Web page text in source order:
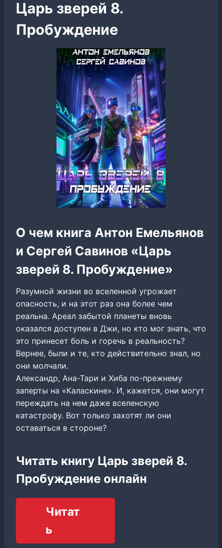
Царь зверей 8.
Пробуждение
О чем книга Антон Емельянов
и Сергей Савинов «Царь
зверей 8. Пробуждение»
Разумной жизни во вселенной угрожает
опасность, и на этот раз она более чем
реальна. Ареал забытой планеты вновь
оказался доступен в Джи, но кто мог знать, что
это принесет боль и горечь в реальность?
Вернее, были и те, кто действительно знал, но
они молчали.
Александр, Ана-Тари и Хиба по-прежнему
заперты на «Каласкине». И, кажется, они могут
переждать на нем даже вселенскую
катастрофу. Вот только захотят ли они
оставаться в стороне?
Читать книгу Царь зверей 8.
Пробуждение онлайн
Читат
ь